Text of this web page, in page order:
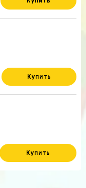
Купить
Купить